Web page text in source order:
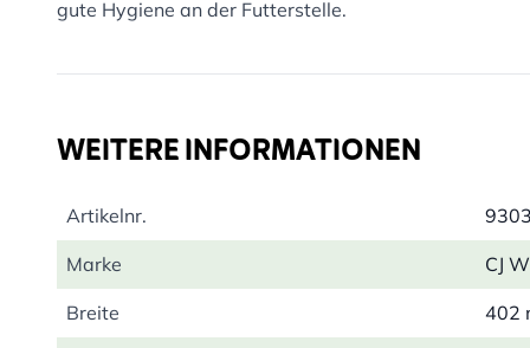
gute Hygiene an der Futterstelle.
WEITERE INFORMATIONEN
Artikelnr.
Marke CJ
Breite 402